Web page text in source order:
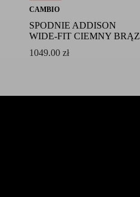
CAMBIO
SPODNIE ADDISON
WIDE-FIT CIEMNY BRĄZ
1049.00 zł